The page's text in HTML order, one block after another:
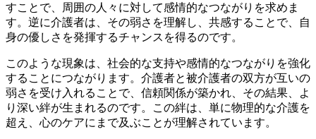
すことで、周囲の人々に対して感情的なつながりを求めま
す。逆に介護者は、その弱さを理解し、共感することで、自
身の優しさを発揮するチャンスを得るのです。
このような現象は、社会的な支持や感情的なつながりを強化
することにつながります。介護者と被介護者の双方が互いの
弱さを受け入れることで、信頼関係が築かれ、その結果、よ
り深い絆が生まれるのです。この絆は、単に物理的な介護を
超え、心のケアにまで及ぶことが理解されています。